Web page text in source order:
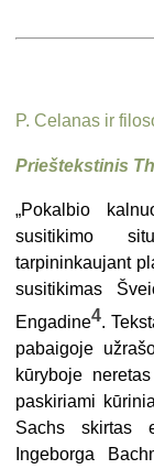
P. Celanas ir
Prieštekstinis
„Pokalbio
susitikimo
tarpininkaujant
susitikimas
Engadine4.
pabaigoje
kūryboje
paskiriami
Sachs skirtas
Ingeborga